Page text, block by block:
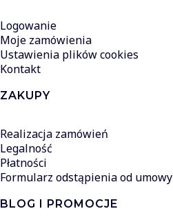
Logowanie
Moje zamówienia
Ustawienia plików cookies
Kontakt
ZAKUPY
Realizacja zamówień
Legalność
Płatności
Formularz odstąpienia od umowy
BLOG I PROMOCJE